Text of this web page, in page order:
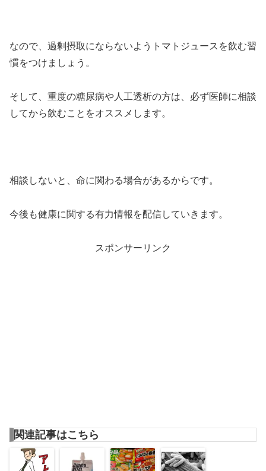
なので、過剰摂取にならないようトマトジュースを飲む習
慣をつけましょう。
そして、重度の糖尿病や人工透析の方は、必ず医師に相談
してから飲むことをオススメします。
相談しないと、命に関わる場合があるからです。
今後も健康に関する有力情報を配信していきます。
スポンサーリンク
関連記事はこちら